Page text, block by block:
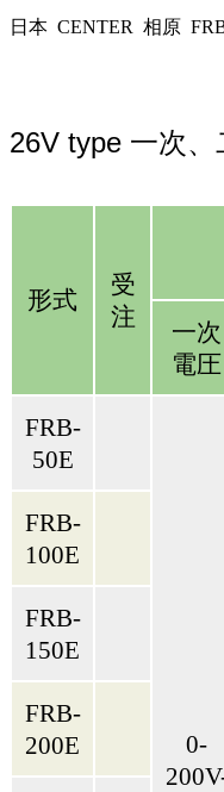
日本 CENTER 相原
26V type 一次、
形式
受
注
一次
電圧
FRB-
50E
0-
FRB-
100E
FRB-
150E
FRB-
200E